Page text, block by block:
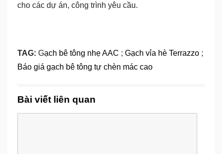
cho các dự án, công trình yêu cầu.
TAG: Gạch bê tông nhẹ AAC ; Gạch vỉa hè Terrazzo ;
Báo giá gạch bê tông tự chèn mác cao
Bài viết liên quan